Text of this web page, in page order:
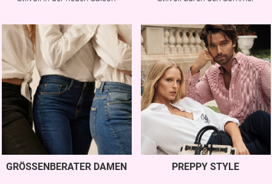
GRÖSSENBERATER DAMEN PREPPY STYLE